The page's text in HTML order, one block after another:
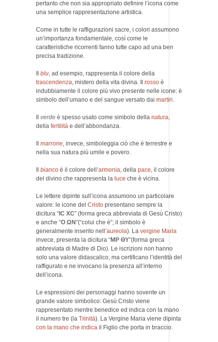
pertanto che non sia appropriato definire l’icona come
una semplice rappresentazione artistica.
Come in tutte le raffigurazioni sacre, i colori assumono
un’importanza fondamentale, così come le
caratteristiche ricorrenti fanno tutte capo ad una ben
precisa tradizione.
blu, ad esempio, rappresenta il colore della
trascendenza, mistero della vita divina. Il rosso è
indubbiamente il colore più vivo presente nelle icone: è
simbolo dell’umano e del sangue versato dai martiri.
verde è spesso usato come simbolo della natura,
della fertilità e dell’abbondanza.
marrone, invece, simboleggia ciò che è terrestre e
nella sua natura più umile e povero.
bianco è il colore dell’armonia, della pace, il colore
del divino che rappresenta la luce che è vicina.
Le lettere dipinte sull’icona assumono un particolare
valore: le icone del Cristo presentano sempre la
dicitura “ IC XC” (forma greca abbreviata di Gesù Cristo)
e anche “O ΩN”(“colui che è”; il simbolo è
generalmente inserito nell’aureola). La vergine Maria
invece, presenta la dicitura “MP ΘY”(forma greca
abbreviata di Madre di Dio). Le iscrizioni non hanno
solo una valore didascalico, ma certificano l’identità del
raffigurato e ne invocano la presenza all’interno
dell’icona.
Le espressioni dei personaggi hanno sovente un
grande valore simbolico: Gesù Cristo viene
rappresentato mentre benedice ed indica con la mano
il numero tre (la Trinità). La Vergine Maria viene dipinta
con la mano che indica il Figlio che porta in braccio.